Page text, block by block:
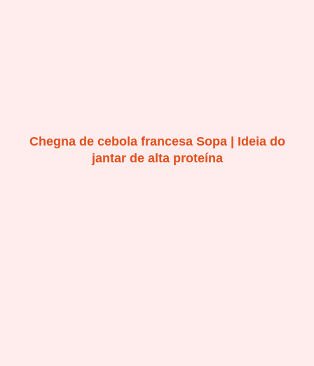
Chegna de cebola francesa Sopa | Ideia do
jantar de alta proteína